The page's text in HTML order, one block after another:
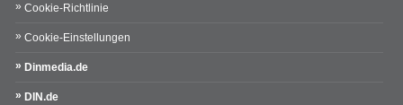
Cookie-Richtlinie
Cookie-Einstellungen
Dinmedia.de
DIN.de